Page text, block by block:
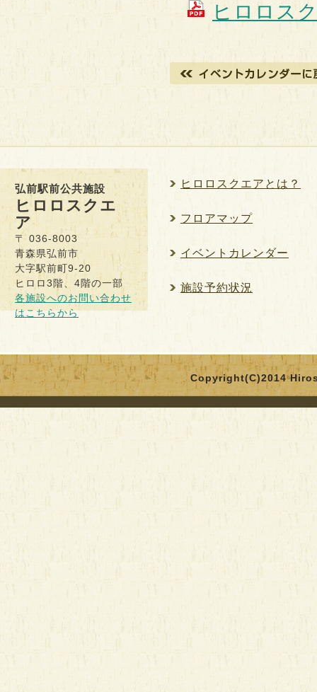
ヒロロス
弘前駅前公共施設
ヒロロスクエ
ア
〒 036-8003
青森県弘前市
大字駅前町9-20
ヒロロ3階、4階の一部
各施設へのお問い合わせ
はこちらから
ヒロロスクエアとは？
フロアマップ
イベントカレンダー
施設予約状況
Copyright(C)2014